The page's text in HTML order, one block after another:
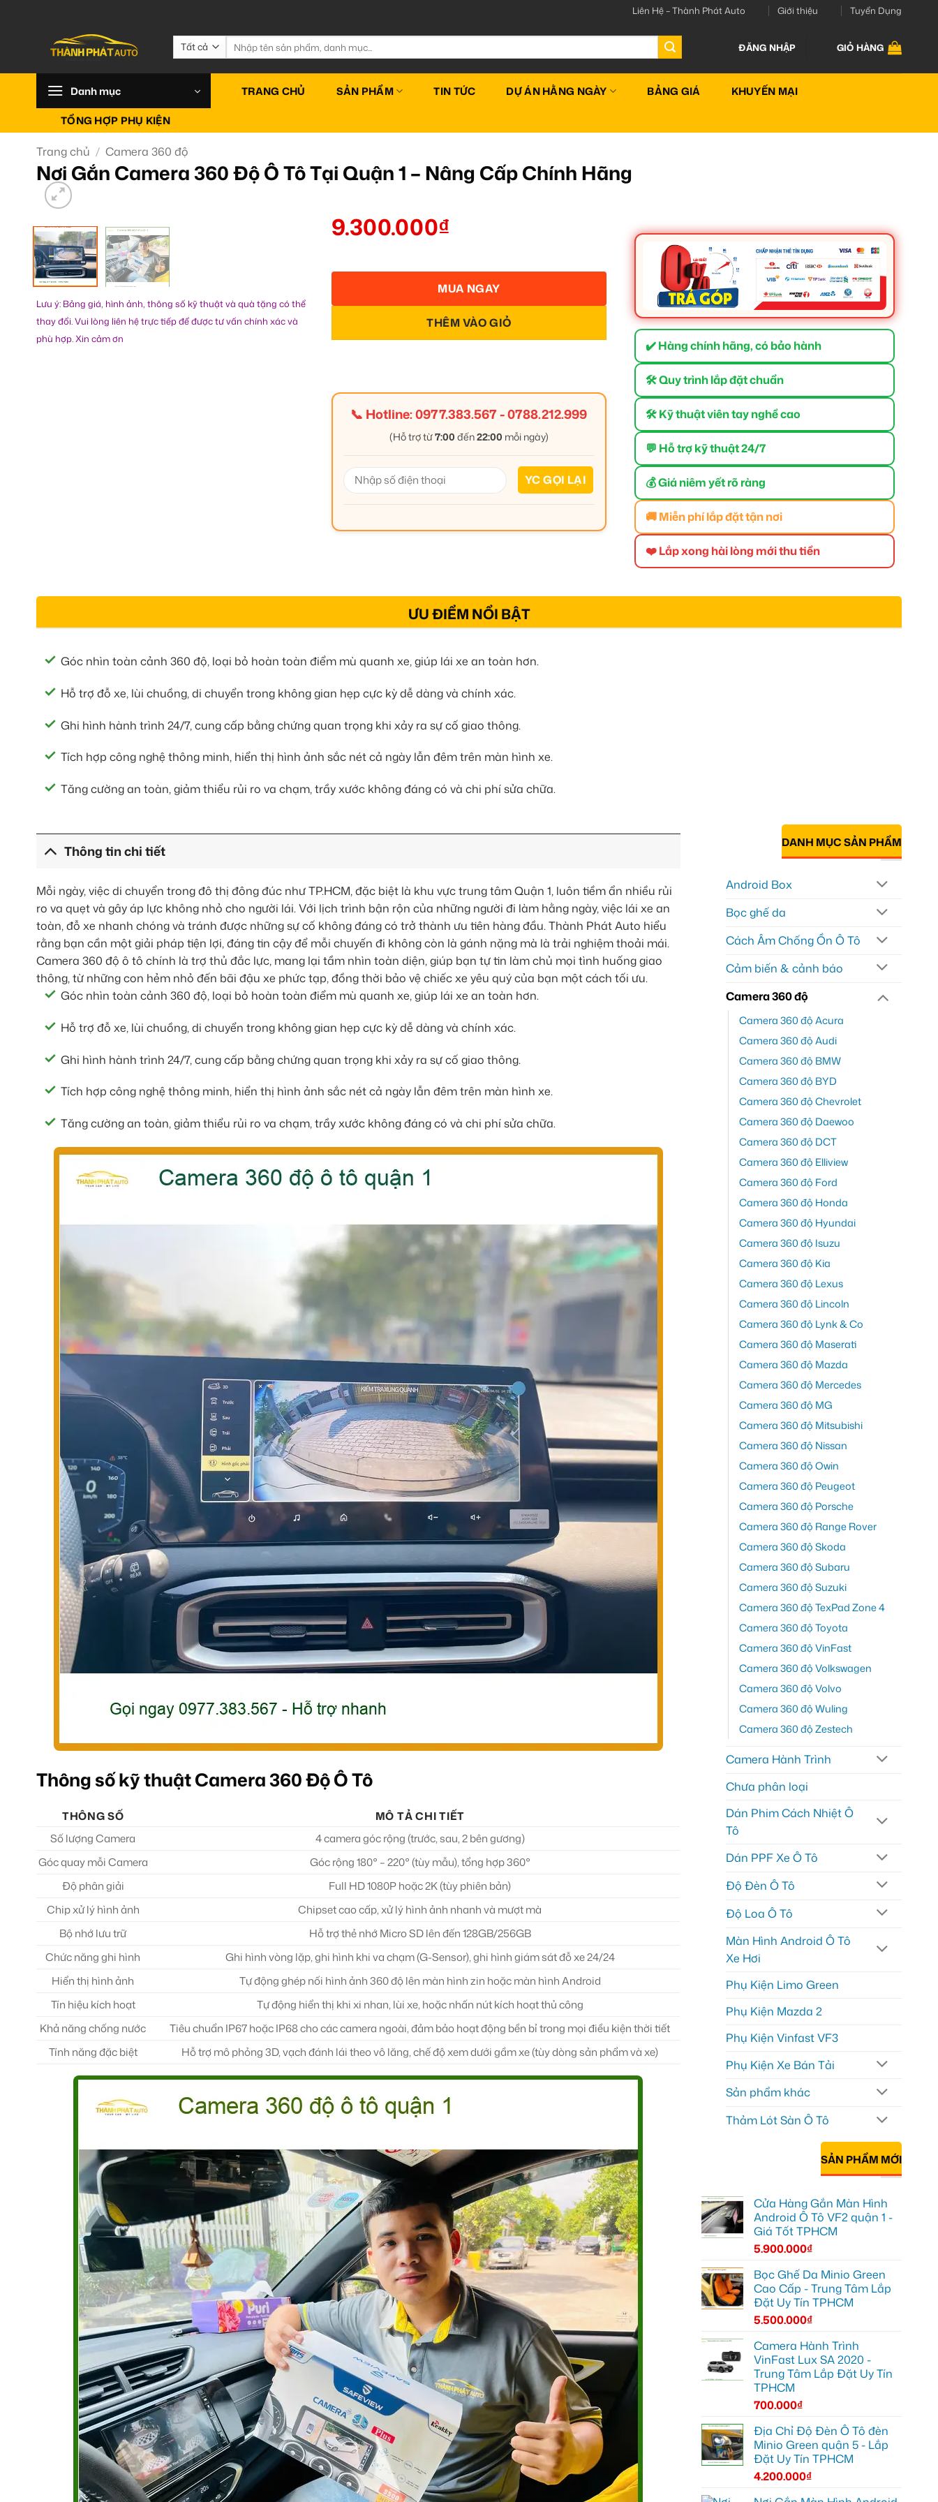
Liên Hệ – Thành Phát Auto Giới thiệu Tuyển Dụng
Tìm
kiếm:
ĐĂNG NHẬP GIỎ HÀNG
Danh mục TRANG CHỦ SẢN PHẨM TIN TỨC DỰ ÁN HẰNG NGÀY BẢNG GIÁ KHUYẾN MẠI
TỔNG HỢP PHỤ KIỆN
Trang chủ / Camera 360 độ
Nơi Gắn Camera 360 Độ Ô Tô Tại Quận 1 – Nâng Cấp Chính Hãng
Lưu ý: Bảng giá, hình ảnh, thông số kỹ thuật và quà tặng có thể
thay đổi. Vui lòng liên hệ trực tiếp để được tư vấn chính xác và
phù hợp. Xin cảm ơn
9.300.000₫
THÊM VÀO GIỎ
MUA NGAY
📞 Hotline:0977.383.567-0788.212.999
(Hỗ trợ từ7:00 đến22:00 mỗi ngày)
✔️ Hàng chính hãng, có bảo hành
🛠 Quy trình lắp đặt chuẩn
🛠 Kỹ thuật viên tay nghề cao
💬 Hỗ trợ kỹ thuật 24/7
💰 Giá niêm yết rõ ràng
🚚 Miễn phí lắp đặt tận nơi
❤️ Lắp xong hài lòng mới thu tiền
ƯU ĐIỂM NỔI BẬT
Góc nhìn toàn cảnh 360 độ, loại bỏ hoàn toàn điểm mù quanh xe, giúp lái xe an toàn hơn.
Hỗ trợ đỗ xe, lùi chuồng, di chuyển trong không gian hẹp cực kỳ dễ dàng và chính xác.
Ghi hình hành trình 24/7, cung cấp bằng chứng quan trọng khi xảy ra sự cố giao thông.
Tích hợp công nghệ thông minh, hiển thị hình ảnh sắc nét cả ngày lẫn đêm trên màn hình xe.
Tăng cường an toàn, giảm thiểu rủi ro va chạm, trầy xước không đáng có và chi phí sửa chữa.
Thông tin chi tiết
Mỗi ngày, việc di chuyển trong đô thị đông đúc như TP.HCM, đặc biệt là khu vực trung tâm Quận 1, luôn tiềm ẩn nhiều rủi
ro va quẹt và gây áp lực không nhỏ cho người lái. Với lịch trình bận rộn của những người đi làm hằng ngày, việc lái xe an
toàn, đỗ xe nhanh chóng và tránh được những sự cố không đáng có trở thành ưu tiên hàng đầu. Thành Phát Auto hiểu
rằng bạn cần một giải pháp tiện lợi, đáng tin cậy để mỗi chuyến đi không còn là gánh nặng mà là trải nghiệm thoải mái.
Camera 360 độ ô tô chính là trợ thủ đắc lực, mang lại tầm nhìn toàn diện, giúp bạn tự tin làm chủ mọi tình huống giao
thông, từ những con hẻm nhỏ đến bãi đậu xe phức tạp, đồng thời bảo vệ chiếc xe yêu quý của bạn một cách tối ưu.
Góc nhìn toàn cảnh 360 độ, loại bỏ hoàn toàn điểm mù quanh xe, giúp lái xe an toàn hơn.
Hỗ trợ đỗ xe, lùi chuồng, di chuyển trong không gian hẹp cực kỳ dễ dàng và chính xác.
Ghi hình hành trình 24/7, cung cấp bằng chứng quan trọng khi xảy ra sự cố giao thông.
Tích hợp công nghệ thông minh, hiển thị hình ảnh sắc nét cả ngày lẫn đêm trên màn hình xe.
Tăng cường an toàn, giảm thiểu rủi ro va chạm, trầy xước không đáng có và chi phí sửa chữa.
Thông số kỹ thuật Camera 360 Độ Ô Tô
THÔNG SỐ
MÔ TẢ CHI TIẾT
Số lượng Camera
4 camera góc rộng (trước, sau, 2 bên gương)
Góc quay mỗi Camera
Góc rộng 180° – 220° (tùy mẫu), tổng hợp 360°
Độ phân giải
Full HD 1080P hoặc 2K (tùy phiên bản)
Chip xử lý hình ảnh
Chipset cao cấp, xử lý hình ảnh nhanh và mượt mà
Bộ nhớ lưu trữ
Hỗ trợ thẻ nhớ Micro SD lên đến 128GB/256GB
Chức năng ghi hình
Ghi hình vòng lặp, ghi hình khi va chạm (G-Sensor), ghi hình giám sát đỗ xe 24/24
Hiển thị hình ảnh
Tự động ghép nối hình ảnh 360 độ lên màn hình zin hoặc màn hình Android
Tín hiệu kích hoạt
Tự động hiển thị khi xi nhan, lùi xe, hoặc nhấn nút kích hoạt thủ công
Khả năng chống nước
Tiêu chuẩn IP67 hoặc IP68 cho các camera ngoài, đảm bảo hoạt động bền bỉ trong mọi điều kiện thời tiết
Tính năng đặc biệt
Hỗ trợ mô phỏng 3D, vạch đánh lái theo vô lăng, chế độ xem dưới gầm xe (tùy dòng sản phẩm và xe)
DANH MỤC SẢN PHẨM
Android Box
Bọc ghế da
Cách Âm Chống Ồn Ô Tô
Cảm biến & cảnh báo
Camera 360 độ
Camera 360 độ Acura
Camera 360 độ Audi
Camera 360 độ BMW
Camera 360 độ BYD
Camera 360 độ Chevrolet
Camera 360 độ Daewoo
Camera 360 độ DCT
Camera 360 độ Elliview
Camera 360 độ Ford
Camera 360 độ Honda
Camera 360 độ Hyundai
Camera 360 độ Isuzu
Camera 360 độ Kia
Camera 360 độ Lexus
Camera 360 độ Lincoln
Camera 360 độ Lynk & Co
Camera 360 độ Maserati
Camera 360 độ Mazda
Camera 360 độ Mercedes
Camera 360 độ MG
Camera 360 độ Mitsubishi
Camera 360 độ Nissan
Camera 360 độ Owin
Camera 360 độ Peugeot
Camera 360 độ Porsche
Camera 360 độ Range Rover
Camera 360 độ Skoda
Camera 360 độ Subaru
Camera 360 độ Suzuki
Camera 360 độ TexPad Zone 4
Camera 360 độ Toyota
Camera 360 độ VinFast
Camera 360 độ Volkswagen
Camera 360 độ Volvo
Camera 360 độ Wuling
Camera 360 độ Zestech
Camera Hành Trình
Chưa phân loại
Dán Phim Cách Nhiệt Ô
Tô
Dán PPF Xe Ô Tô
Độ Đèn Ô Tô
Độ Loa Ô Tô
Màn Hình Android Ô Tô
Xe Hơi
Phụ Kiện Limo Green
Phụ Kiện Mazda 2
Phụ Kiện Vinfast VF3
Phụ Kiện Xe Bán Tải
Sản phẩm khác
Thảm Lót Sàn Ô Tô
SẢN PHẨM MỚI
Cửa Hàng Gắn Màn Hình
Android Ô Tô VF2 quận 1 -
Giá Tốt TPHCM
5.900.000₫
Bọc Ghế Da Minio Green
Cao Cấp - Trung Tâm Lắp
Đặt Uy Tín TPHCM
5.500.000₫
Camera Hành Trình
VinFast Lux SA 2020 -
Trung Tâm Lắp Đặt Uy Tín
TPHCM
700.000₫
Địa Chỉ Độ Đèn Ô Tô đèn
Minio Green quận 5 - Lắp
Đặt Uy Tín TPHCM
4.200.000₫